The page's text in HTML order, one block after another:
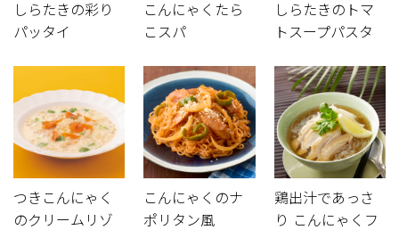
しらたきの彩り
パッタイ
こんにゃくたら
こスパ
しらたきのトマ
トスープパスタ
つきこんにゃく
のクリームリゾ
こんにゃくのナ
ポリタン風
鶏出汁であっさ
り こんにゃくフ